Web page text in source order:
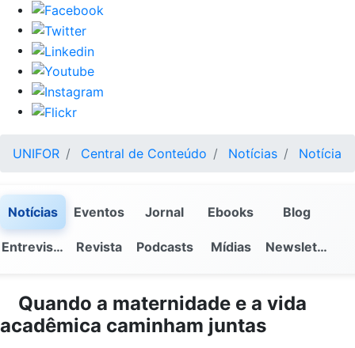
UNIFOR Central de Conteúdo Notícias Notícia
Notícias Eventos Jornal Ebooks Blog
Entrevistas Revista Podcasts Mídias Newsletter
Quando a maternidade e a vida
acadêmica caminham juntas